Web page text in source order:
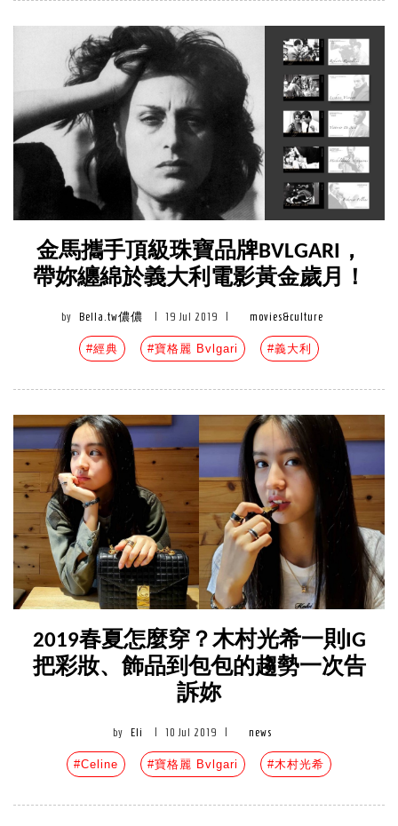
金馬攜手頂級珠寶品牌BVLGARI，
帶妳纏綿於義大利電影黃金歲月！
by Bella.tw儂儂 19 Jul 2019 movies&culture
#經典 #寶格麗 Bvlgari #義大利
2019春夏怎麼穿？木村光希一則IG
把彩妝、飾品到包包的趨勢一次告
訴妳
by Eli 10 Jul 2019 news
#Celine #寶格麗 Bvlgari #木村光希